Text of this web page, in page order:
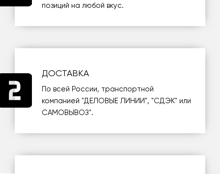
позиций на любой вкус.
ДОСТАВКА
По всей России, транспортной
компанией "ДЕЛОВЫЕ ЛИНИИ", "СДЭК" или
САМОВЫВОЗ".